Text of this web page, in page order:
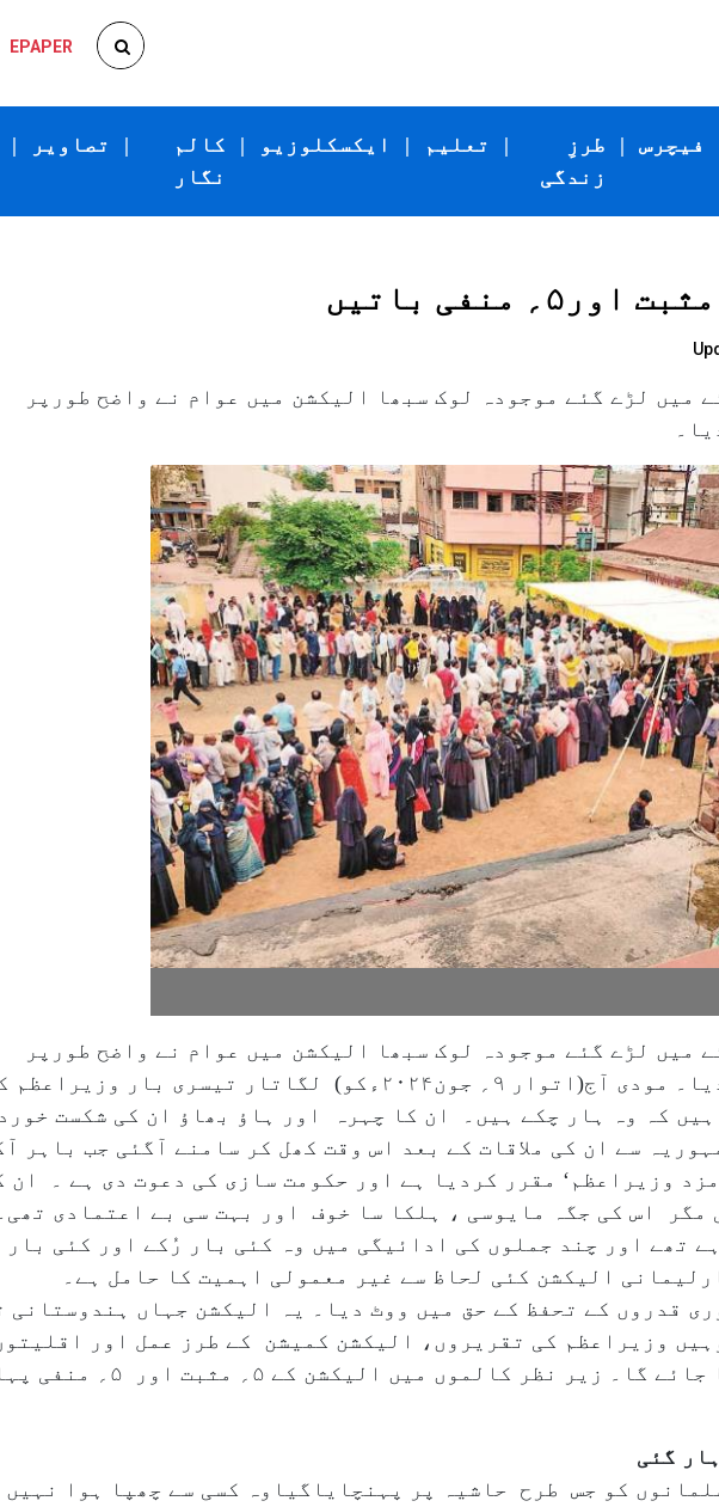
EPAPER
| تصاویر |
کالم
نگار
| ایکسکلوزیو | تعلیم |
طرزِ
زندگی
| فیچرس
میں لڑے گئے موجودہ لوک سبھا الیکشن میں عوام نے واضح طورپر
میں لڑے گئے موجودہ لوک سبھا الیکشن میں عوام نے واضح طورپر
جمہوریت اور آئین کے تحفظ کیلئے ووٹ دیا۔ مودی آج(اتوار ۹؍ جون۲۰۲۴ءکو) لگاتار تیسری بار
کہ وہ ہار چکے ہیں۔ ان کا چہرہ اور ہاؤ بھاؤ ان کی شکست
سے ان کی ملاقات کے بعد اس وقت کھل کر سامنے آگئی جب باہر
وزیراعظم‘ مقرر کردیا ہے اور حکومت سازی کی دعوت دی ہے ۔ ان
مگر اس کی جگہ مایوسی ، ہلکا سا خوف اور بہت سی بے اعتمادی
تھے اور چند جملوں کی ادائیگی میں وہ کئی بار رُکے اور کئی بار
قدروں کے تحفظ کے حق میں ووٹ دیا۔ یہ الیکشن جہاں ہندوستانی
وزیراعظم کی تقریروں، الیکشن کمیشن کے طرز عمل اور
دانشمندانہ ووٹنگ کیلئے بھی یاد رکھا جائے گا۔ زیر نظر کالموں میں
گئی
مسلمانوں کو جس طرح حاشیہ پر پہنچایاگیاوہ کسی سے چھپا ہوا نہیں